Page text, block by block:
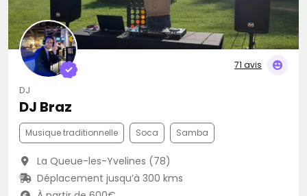
71 avis
DJ
DJ Braz
Musique traditionnelle Soca Samba
La Queue-les-Yvelines (78)
Déplacement jusqu’à 300 kms